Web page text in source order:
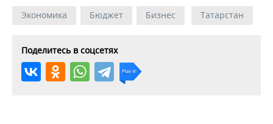
Экономика Бюджет Бизнес Татарстан
Поделитесь в соцсетях